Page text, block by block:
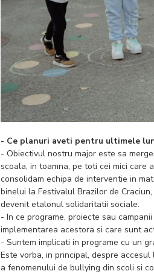
- Ce planuri aveti pentru ultimele
- Obiectivul nostru major este sa
scoala, in toamna, pe toti cei mici care
consolidam echipa de interventie in
binelui la Festivalul Brazilor de
devenit etalonul solidaritatii sociale.
- In ce programe, proiecte sau
implementarea acestora si care sunt
- Suntem implicati in programe cu un
Este vorba, in principal, despre
a fenomenului de bullying din scoli si